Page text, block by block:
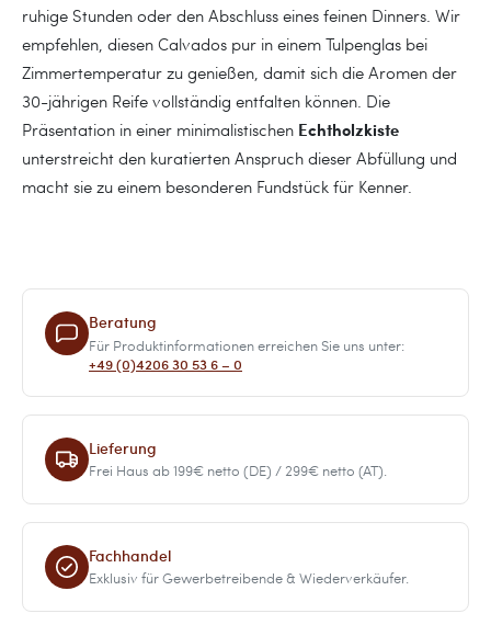
ruhige Stunden oder den Abschluss eines feinen Dinners. Wir
empfehlen, diesen Calvados pur in einem Tulpenglas bei
Zimmertemperatur zu genießen, damit sich die Aromen der
30-jährigen Reife vollständig entfalten können. Die
Präsentation in einer minimalistischen Echtholzkiste
unterstreicht den kuratierten Anspruch dieser Abfüllung und
macht sie zu einem besonderen Fundstück für Kenner.
Beratung
Für Produktinformationen erreichen Sie uns unter:
+49 (0)4206 30 53 6 – 0
Lieferung
Frei Haus ab 199€ netto (DE) / 299€ netto (AT).
Fachhandel
Exklusiv für Gewerbetreibende & Wiederverkäufer.